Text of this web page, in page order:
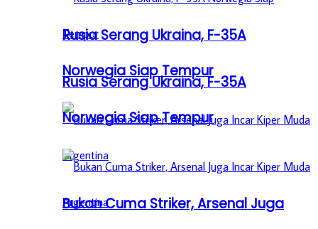
Rusia Serang Ukraina, F-35A
Norwegia Siap Tempur
Bukan Cuma Striker, Arsenal Juga
Rusia Serang Ukraina, F-35A
Norwegia Siap Tempur